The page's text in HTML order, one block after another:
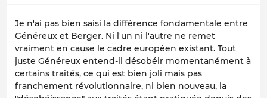
Je n'ai pas bien saisi la différence fondamentale entre
Généreux et Berger. Ni l'un ni l'autre ne remet
vraiment en cause le cadre européen existant. Tout
juste Généreux entend-il désobéir momentanément à
certains traités, ce qui est bien joli mais pas
franchement révolutionnaire, ni bien nouveau, la